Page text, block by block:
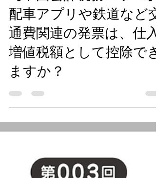
【中国会計税務コラム】
配車アプリや鉄道など交
通費関連の発票は、仕入
増値税額として控除でき
ますか？